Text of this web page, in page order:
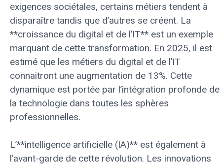
exigences sociétales, certains métiers tendent à
disparaître tandis que d’autres se créent. La
**croissance du digital et de l’IT** est un exemple
marquant de cette transformation. En 2025, il est
estimé que les métiers du digital et de l’IT
connaitront une augmentation de 13%. Cette
dynamique est portée par l’intégration profonde de
la technologie dans toutes les sphères
professionnelles.
L’**intelligence artificielle (IA)** est également à
l’avant-garde de cette révolution. Les innovations